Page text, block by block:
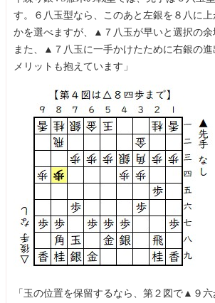
す。６八玉型なら、このあと左銀を８八に
かを選べますが、▲７八玉が早いと選択の余
また、▲７八玉に一手かけたために右銀の
メリットも抱えています」
「玉の位置を保留するなら、第２図で▲９六